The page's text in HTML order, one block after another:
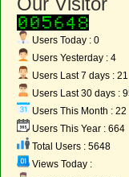
Users Today : 0
Users Yesterday : 4
Users Last 7 days : 21
Users Last 30 days :
Users This Month : 22
Users This Year : 664
Total Users : 5648
Views Today :